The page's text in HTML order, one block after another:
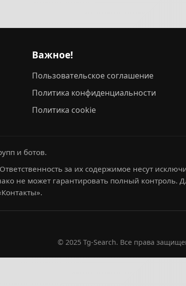
Важное!
Пользовательское соглашение
Политика конфиденциальности
Политика cookie
и ботов.
за их содержимое несут
не может гарантировать полный контроль.
© 2025 Tg-Search. Все права